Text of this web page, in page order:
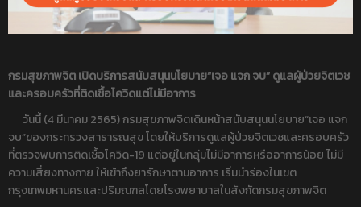
กรมสุขภาพจิต เปิดบริการสนับสนุนนโยบาย“เจอ แจก จบ” ดูแลผู้ป่วยจิตเวช
และครอบครัวที่ติดเชื้อโควิดแต่ไม่มีอาการ
วันนี้ (4 มีนาคม 2565) กรมสุขภาพจิตเดินหน้าสนับสนุนนโยบาย“เจอ แจก
จบ”ของกระทรวงสาธารณสุข โดยให้บริการดูแลผู้ป่วยจิตเวชและครอบครัว
ที่ตรวจพบการติดเชื้อโควิด-19 แต่อยู่ในกลุ่มไม่มีอาการหรืออาการน้อย ไม่มี
ความเสี่ยงทางกาย ให้เข้าถึงยารักษาตามอาการ เริ่มนำร่องในเขต
กรุงเทพมหานครและปริมณฑลโดยโรงพยาบาลในสังกัดกรมสุขภาพจิต